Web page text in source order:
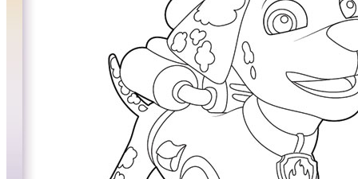
Libros para colorear para niños